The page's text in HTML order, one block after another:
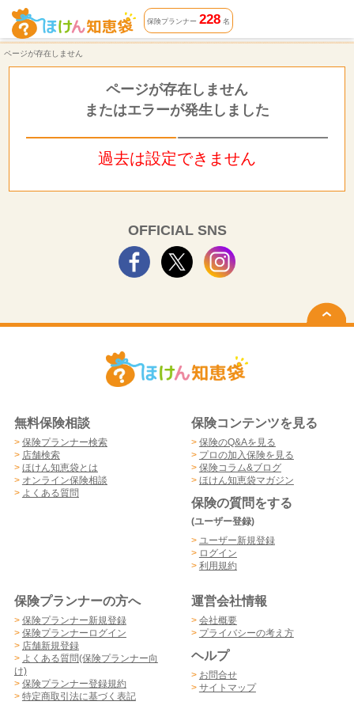
ページが存在しません | ほけん知恵袋
保険プランナー 228名
ページが存在しません
ページが存在しません
またはエラーが発生しました
過去は設定できません
OFFICIAL SNS
無料保険相談
> 保険プランナー検索
> 店舗検索
> ほけん知恵袋とは
> オンライン保険相談
> よくある質問
保険コンテンツを見る
> 保険のQ&Aを見る
> プロの加入保険を見る
> 保険コラム&ブログ
> ほけん知恵袋マガジン
保険の質問をする
(ユーザー登録)
> ユーザー新規登録
> ログイン
> 利用規約
保険プランナーの方へ
> 保険プランナー新規登録
> 保険プランナーログイン
> 店舗新規登録
> よくある質問(保険プランナー向
け)
> 保険プランナー登録規約
> 特定商取引法に基づく表記
運営会社情報
> 会社概要
> プライバシーの考え方
ヘルプ
> お問合せ
> サイトマップ